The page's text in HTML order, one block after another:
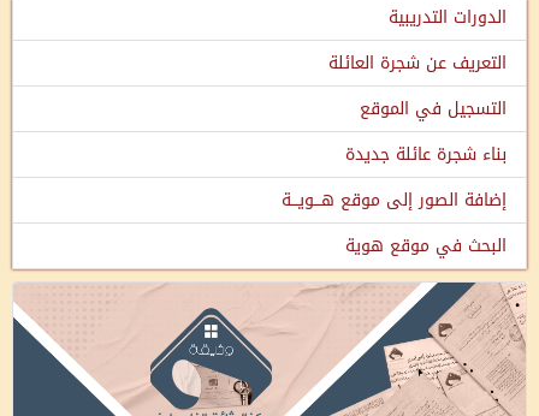
الدورات التدريبية
التعريف عن شجرة العائلة
التسجيل في الموقع
بناء شجرة عائلة جديدة
إضافة الصور إلى موقع هـــويـــة
البحث في موقع هوية